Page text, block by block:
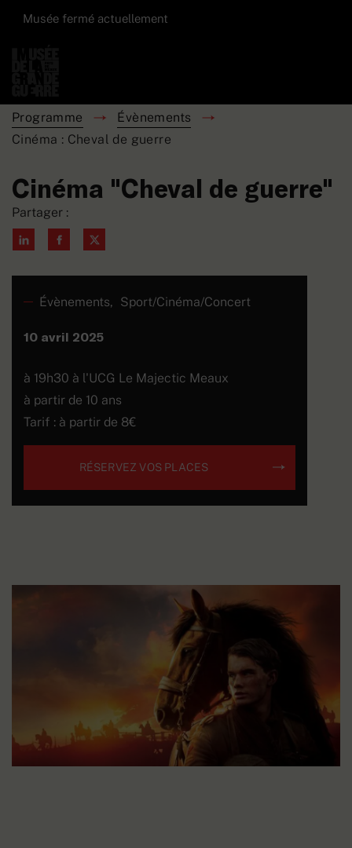
Musée fermé actuellement
Partager :
Évènements, Sport/Cinéma/Concert
10 avril 2025
à 19h30 à l'UCG Le Majectic Meaux
à partir de 10 ans
Tarif : à partir de 8€
RÉSERVEZ VOS PLACES
Programme
Évènements
Cinéma : Cheval de guerre
Cinéma "Cheval de guerre"